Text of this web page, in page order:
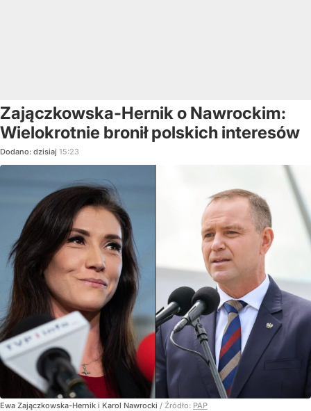
Zajączkowska-Hernik o Nawrockim:
Wielokrotnie bronił polskich interesów
Dodano: dzisiaj 15:23
Ewa Zajączkowska-Hernik i Karol Nawrocki / Źródło: PAP